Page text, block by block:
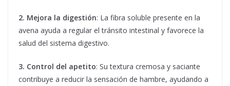
2. Mejora la digestión: La fibra soluble presente en la
avena ayuda a regular el tránsito intestinal y favorece la
salud del sistema digestivo.
3. Control del apetito: Su textura cremosa y saciante
contribuye a reducir la sensación de hambre, ayudando a